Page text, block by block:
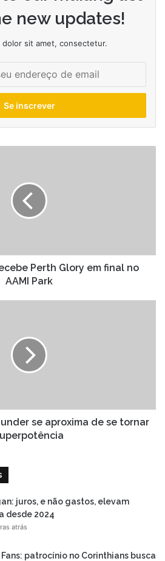
new updates!
dolor sit amet, consectetur.
Perth Glory em final no
AAMI Park
se aproxima de se tornar
juros, e não gastos, elevam
desde 2024
atrás
patrocínio no Corinthians busca